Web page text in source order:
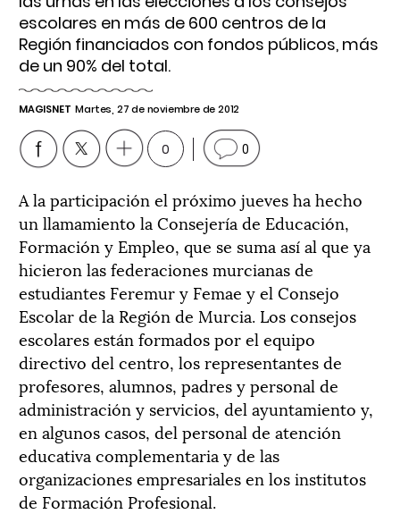
escolares en más de 600 centros de la
Región financiados con fondos públicos, más
de un 90% del total.
MAGISNET Martes, 27 de noviembre de 2012
0 0
A la participación el próximo jueves ha hecho
un llamamiento la Consejería de Educación,
Formación y Empleo, que se suma así al que ya
hicieron las federaciones murcianas de
estudiantes Feremur y Femae y el Consejo
Escolar de la Región de Murcia. Los consejos
escolares están formados por el equipo
directivo del centro, los representantes de
profesores, alumnos, padres y personal de
administración y servicios, del ayuntamiento y,
en algunos casos, del personal de atención
educativa complementaria y de las
organizaciones empresariales en los institutos
de Formación Profesional.